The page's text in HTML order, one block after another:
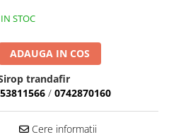
IN STOC
ADAUGA IN COS
trandafir
/ 0742870160
Cere informatii